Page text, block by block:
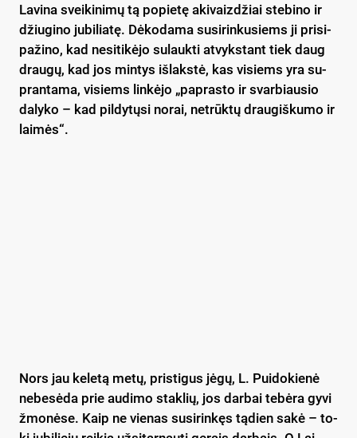
La­vi­na svei­ki­ni­mų tą po­pie­tę aki­vaiz­džiai ste­bi­no ir
džiu­gi­no ju­bi­lia­tę. Dė­ko­da­ma su­si­rin­ku­siems ji pri­si­
pa­ži­no, kad ne­si­ti­kė­jo su­lauk­ti at­vyks­tant tiek daug
drau­gų, kad jos min­tys iš­laks­tė, kas vi­siems yra su­
pran­ta­ma, vi­siems lin­kė­jo „pa­pras­to ir svar­biau­sio
da­ly­ko – kad pil­dy­tų­si no­rai, ne­trūk­tų drau­giš­ku­mo ir
lai­mės“.
Nors jau ke­le­tą me­tų, pri­sti­gus jė­gų, L. Pui­do­kie­nė
ne­be­sė­da prie au­di­mo stak­lių, jos dar­bai te­bė­ra gy­vi
žmo­nė­se. Kaip ne vie­nas su­si­rin­kęs tą­dien sa­kė – to­